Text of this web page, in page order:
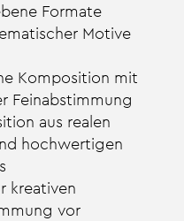
Formate
Motive
Komposition mit
Feinabstimmung
aus realen
hochwertigen
kreativen
vor